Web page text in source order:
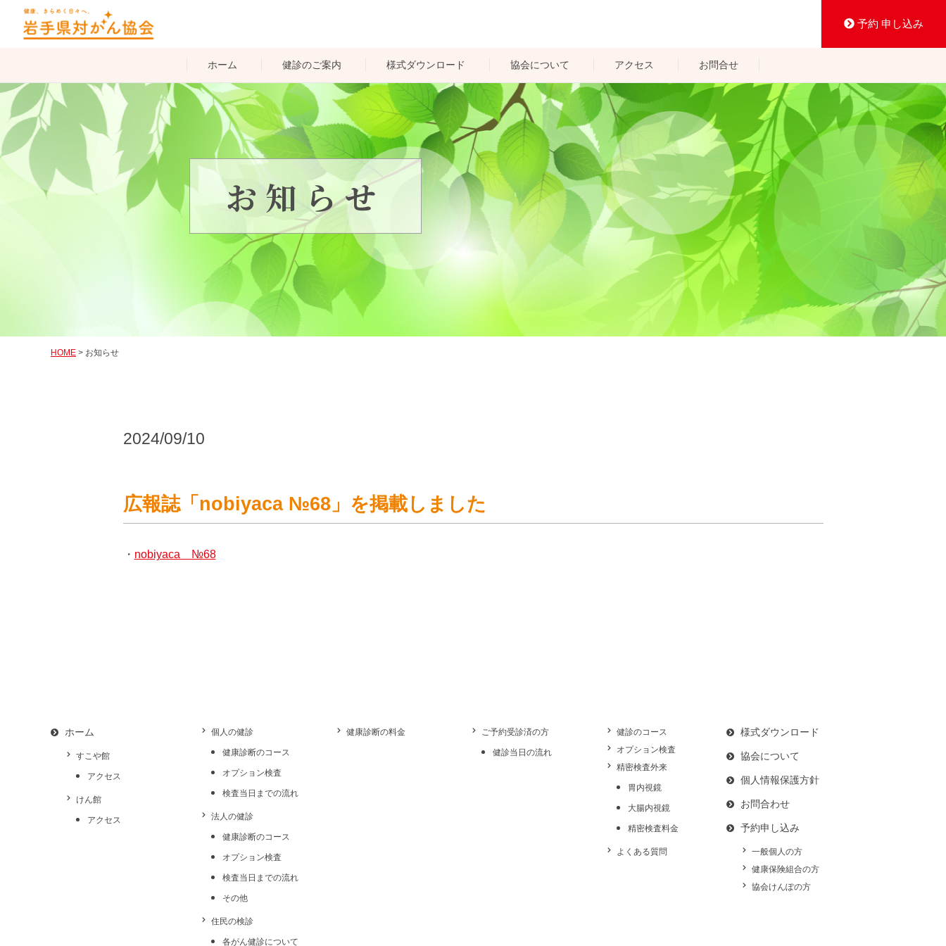
予約 申し込み
ホーム 健診のご案内
個人の健診
法人の健診
住民の検診
様式ダウンロード 協会について アクセス
すこや館
お問合せ
お知らせ
HOME > お知らせ
2024/09/10
広報誌「nobiyaca №68」を掲載しました
・ nobiyaca №68
ホーム
すこや館
アクセス
けん館
アクセス
個人の健診
健康診断のコース
オプション検査
検査当日までの流れ
法人の健診
健康診断のコース
オプション検査
検査当日までの流れ
その他
住民の検診
各がん健診について
健康診断の料金 ご予約受診済の方
健診当日の流れ
健診のコース
オプション検査
精密検査外来
胃内視鏡
大腸内視鏡
精密検査料金
よくある質問
様式ダウンロード
協会について
個人情報保護方針
お問合わせ
予約申し込み
一般個人の方
健康保険組合の方
協会けんぽの方